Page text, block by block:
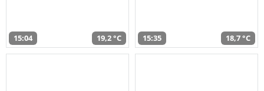
15:04 19,2 °C 15:35 18,7 °C